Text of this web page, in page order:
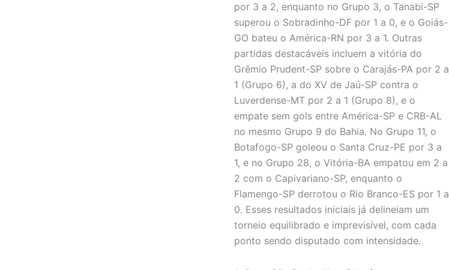
por 3 a 2, enquanto no Grupo 3, o Tanabi-SP
superou o Sobradinho-DF por 1 a 0, e o Goiás-
GO bateu o América-RN por 3 a 1. Outras
partidas destacáveis incluem a vitória do
Grêmio Prudent-SP sobre o Carajás-PA por 2 a
1 (Grupo 6), a do XV de Jaú-SP contra o
Luverdense-MT por 2 a 1 (Grupo 8), e o
empate sem gols entre América-SP e CRB-AL
no mesmo Grupo 9 do Bahia. No Grupo 11, o
Botafogo-SP goleou o Santa Cruz-PE por 3 a
1, e no Grupo 28, o Vitória-BA empatou em 2 a
2 com o Capivariano-SP, enquanto o
Flamengo-SP derrotou o Rio Branco-ES por 1 a
0. Esses resultados iniciais já delineiam um
torneio equilibrado e imprevisível, com cada
ponto sendo disputado com intensidade.